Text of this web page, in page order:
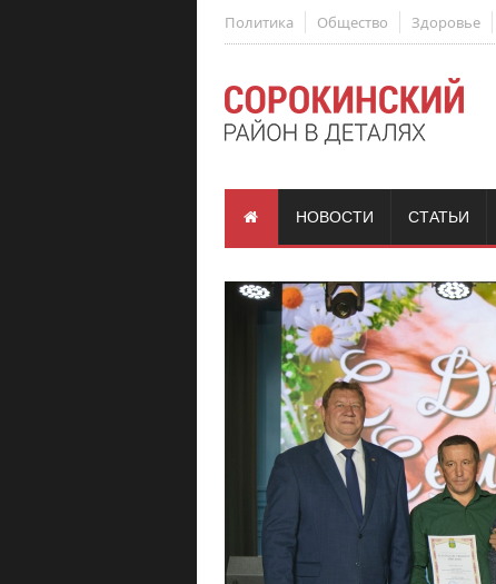
Политика Общество Здоровье
НОВОСТИ СТАТЬИ